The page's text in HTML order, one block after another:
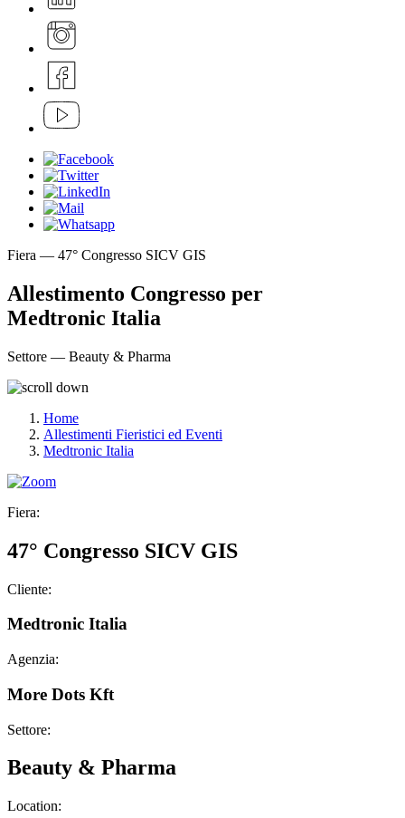
Fiera — 47° Congresso SICV GIS
Allestimento Congresso per
Medtronic Italia
Settore — Beauty & Pharma
Home
Allestimenti Fieristici ed Eventi
Medtronic Italia
Fiera:
47° Congresso SICV GIS
Cliente:
Medtronic Italia
Agenzia:
More Dots Kft
Settore:
Beauty & Pharma
Location: